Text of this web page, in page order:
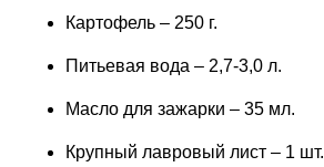
Картофель – 250 г.
Питьевая вода – 2,7-3,0 л.
Масло для зажарки – 35 мл.
Крупный лавровый лист – 1 шт.